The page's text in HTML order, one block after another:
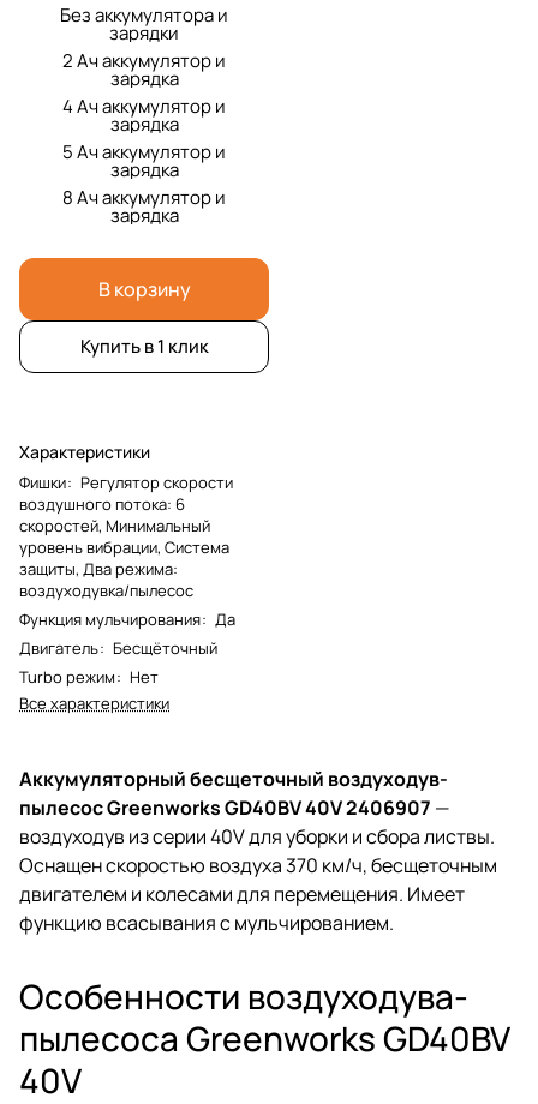
Без аккумулятора и
зарядки
2 Ач аккумулятор и
зарядка
4 Ач аккумулятор и
зарядка
5 Ач аккумулятор и
зарядка
8 Ач аккумулятор и
зарядка
В корзину
Купить в 1 клик
Характеристики
Фишки: Регулятор скорости
воздушного потока: 6
скоростей, Минимальный
уровень вибрации, Система
защиты, Два режима:
воздуходувка/пылесос
Функция мульчирования: Да
Двигатель: Бесщёточный
Turbo режим: Нет
Все характеристики
Аккумуляторный бесщеточный воздуходув-
пылесос Greenworks GD40BV 40V 2406907 —
воздуходув из серии 40V для уборки и сбора листвы.
Оснащен скоростью воздуха 370 км/ч, бесщеточным
двигателем и колесами для перемещения. Имеет
функцию всасывания с мульчированием.
Особенности воздуходува-
пылесоса Greenworks GD40BV
40V